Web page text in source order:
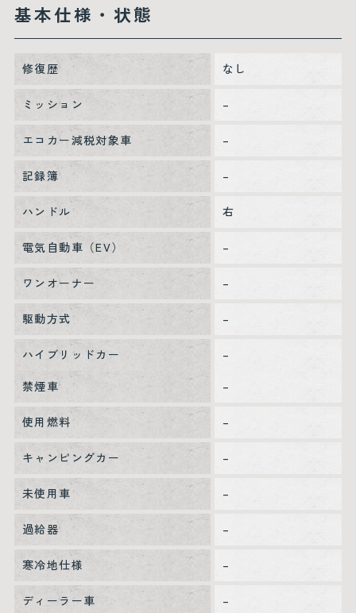
基本仕様・状態
修復歴 なし
ミッション –
エコカー減税対象車 –
記録簿 –
ハンドル 右
電気自動車（EV） –
ワンオーナー –
駆動方式 –
ハイブリッドカー
–
禁煙車
–
使用燃料 –
キャンピングカー –
未使用車 –
過給器 –
寒冷地仕様 –
ディーラー車 –